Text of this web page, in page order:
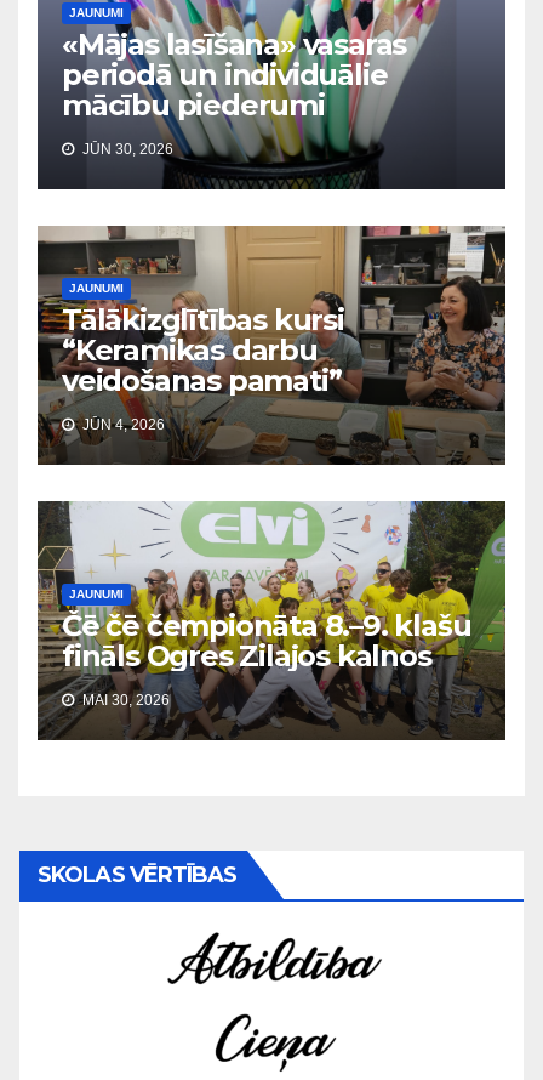
JAUNUMI
«Mājas lasīšana» vasaras
periodā un individuālie
mācību piederumi
JŪN 30, 2026
JAUNUMI
Tālākizglītības kursi
“Keramikas darbu
veidošanas pamati”
JŪN 4, 2026
JAUNUMI
Čē čē čempionāta 8.–9. klašu
fināls Ogres Zilajos kalnos
MAI 30, 2026
SKOLAS VĒRTĪBAS